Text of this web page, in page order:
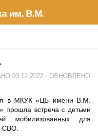
03.12.2022 · ОБНОВЛЕНО
в МКУК «ЦБ имени В.М.
прошла встреча с детьми
мобилизованных для
СВО.